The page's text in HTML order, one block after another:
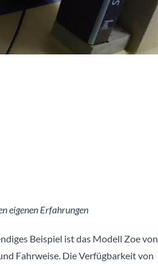
eigenen Erfahrungen
Beispiel ist das Modell Zoe von
Fahrweise. Die Verfügbarkeit von